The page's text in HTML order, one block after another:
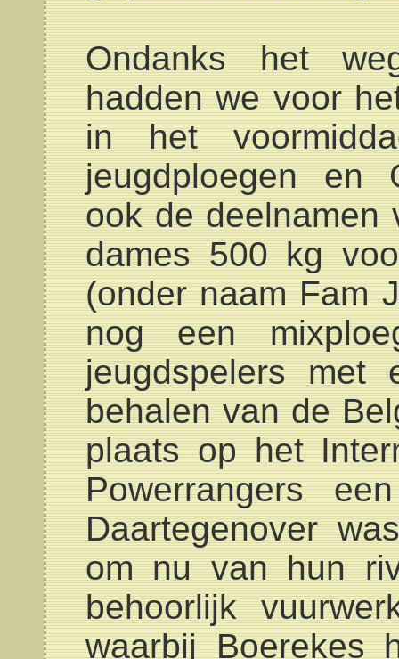
Ondanks het
hadden we voor
in het
jeugdploegen en
ook de deelnamen
dames 500 kg
(onder naam Fam
nog een
jeugdspelers met
behalen van de
plaats op het
Powerrangers
Daartegenover
om nu van hun
behoorlijk
waarbij Boerekes